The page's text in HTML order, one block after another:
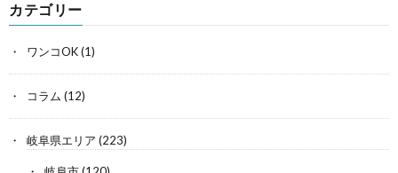
カテゴリー
ワンコOK(1)
コラム (12)
岐阜県エリア (223)